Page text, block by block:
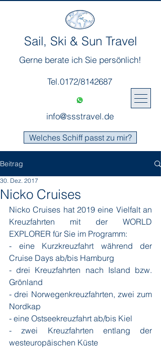
Sail, Ski & Sun Travel
Gerne berate ich Sie persönlich!
Tel.0172/8142687
info@ssstravel.de
Welches Schiff passt zu mir?
Beitrag
Nicko Cruises
30. Dez. 2017
Nicko Cruises hat 2019 eine Vielfalt an
Kreuzfahrten mit der WORLD
EXPLORER für Sie im Programm:
- eine Kurzkreuzfahrt während der
Cruise Days ab/bis Hamburg
- drei Kreuzfahrten nach Island bzw.
Grönland
- drei Norwegenkreuzfahrten, zwei zum
Nordkap
- eine Ostseekreuzfahrt ab/bis Kiel
- zwei Kreuzfahrten entlang der
westeuropäischen Küste